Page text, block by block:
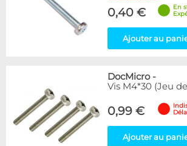
0,40 €
En
Ajouter au
DocMicro-
Vis M4*30 (Jeu
0,99 €
Ajouter au